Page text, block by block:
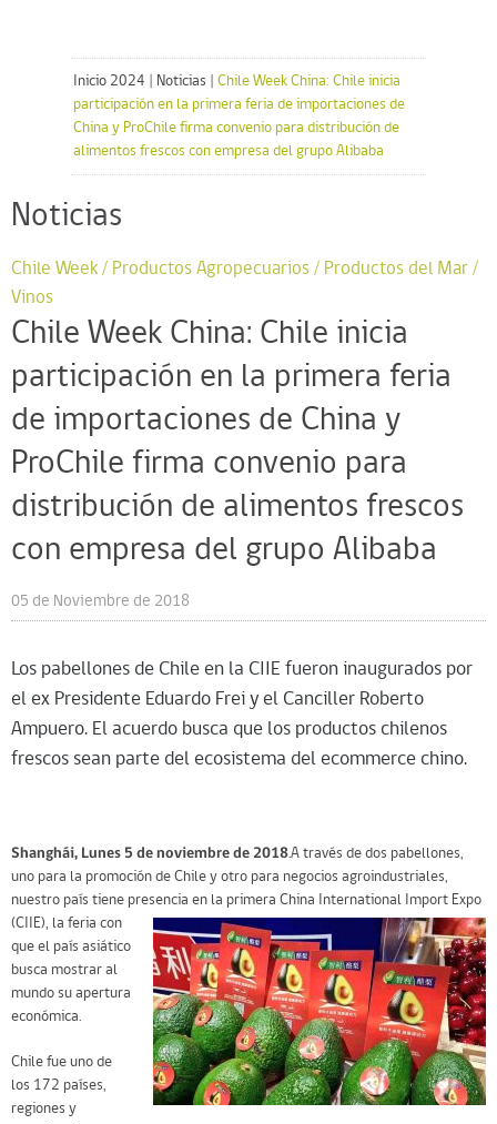
Inicio 2024 Noticias
Chile Week China: Chile inicia
participación en la primera feria de importaciones de
China y ProChile firma convenio para distribución de
alimentos frescos con empresa del grupo Alibaba
Noticias
Chile Week / Productos Agropecuarios / Productos del Mar /
Vinos
Chile Week China: Chile inicia
participación en la primera feria
de importaciones de China y
ProChile firma convenio para
distribución de alimentos frescos
con empresa del grupo Alibaba
05 de Noviembre de 2018
Los pabellones de Chile en la CIIE fueron inaugurados por
el ex Presidente Eduardo Frei y el Canciller Roberto
Ampuero. El acuerdo busca que los productos chilenos
frescos sean parte del ecosistema del ecommerce chino.
Shanghái, Lunes 5 de noviembre de 2018.A través de dos pabellones,
uno para la promoción de Chile y otro para negocios agroindustriales,
nuestro país tiene presencia en la primera China International Import Expo
(CIIE), la feria con
que el país asiático
busca mostrar al
mundo su apertura
económica.
Chile fue uno de
los 172 países,
regiones y